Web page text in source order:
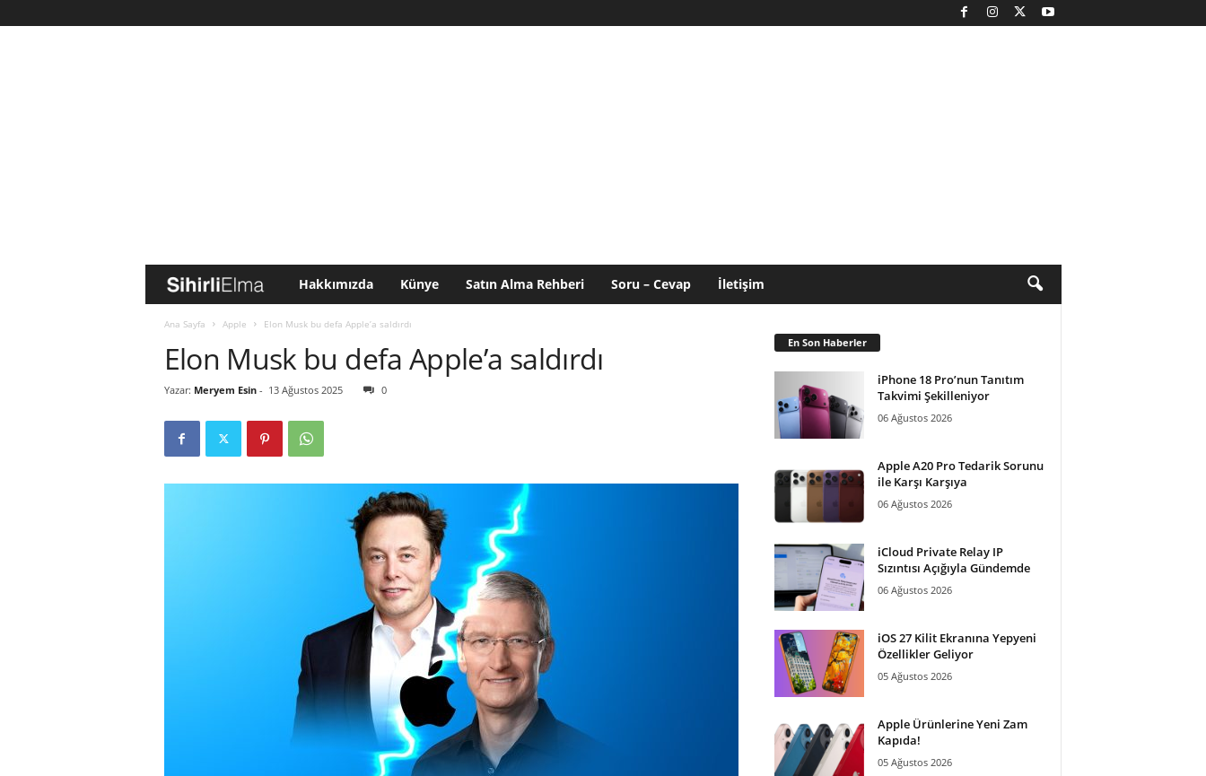
i
h
l
Hakkımızda Künye Satın Alma Rehberi Soru – Cevap İletişim
Ana Sayfa Apple Elon Musk bu defa Apple’a saldırdı
Elon Musk bu defa Apple’a saldırdı
Yazar: Meryem Esin- 13 Ağustos 2025 0
En Son Haberler
iPhone 18 Pro’nun Tanıtım
Takvimi Şekilleniyor
06 Ağustos 2026
Apple A20 Pro Tedarik Sorunu
ile Karşı Karşıya
06 Ağustos 2026
iCloud Private Relay IP
Sızıntısı Açığıyla Gündemde
06 Ağustos 2026
iOS 27 Kilit Ekranına Yepyeni
Özellikler Geliyor
05 Ağustos 2026
Apple Ürünlerine Yeni Zam
Kapıda!
05 Ağustos 2026